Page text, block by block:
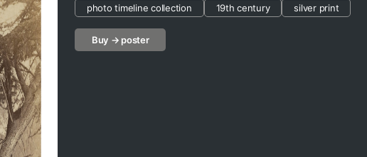
photo timeline collection
19th century silver print
Buy → poster